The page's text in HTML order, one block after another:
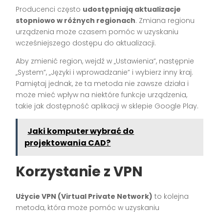
Producenci często udostępniają aktualizacje
stopniowo w różnych regionach. Zmiana regionu
urządzenia może czasem pomóc w uzyskaniu
wcześniejszego dostępu do aktualizacji.
Aby zmienić region, wejdź w „Ustawienia”, następnie
„System”, „Języki i wprowadzanie” i wybierz inny kraj.
Pamiętaj jednak, że ta metoda nie zawsze działa i
może mieć wpływ na niektóre funkcje urządzenia,
takie jak dostępność aplikacji w sklepie Google Play.
Jaki komputer wybrać do
projektowania CAD?
Korzystanie z VPN
Użycie VPN (Virtual Private Network) to kolejna
metoda, która może pomóc w uzyskaniu